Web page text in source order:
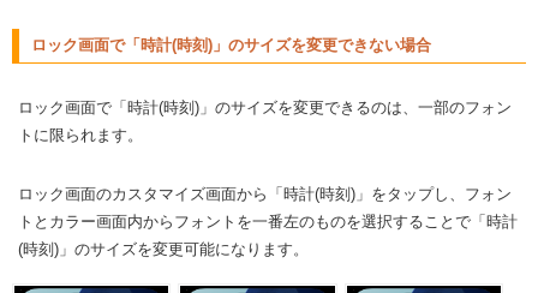
ロック画面で「時計(時刻)」のサイズを変更できない場合
ロック画面で「時計(時刻)」のサイズを変更できるのは、一部のフォン
トに限られます。
ロック画面のカスタマイズ画面から「時計(時刻)」をタップし、フォン
トとカラー画面内からフォントを一番左のものを選択することで「時計
(時刻)」のサイズを変更可能になります。